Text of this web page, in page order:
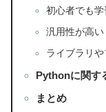
初心者でも
汎用性が高い
ライブラリ
Pythonに関す
まとめ